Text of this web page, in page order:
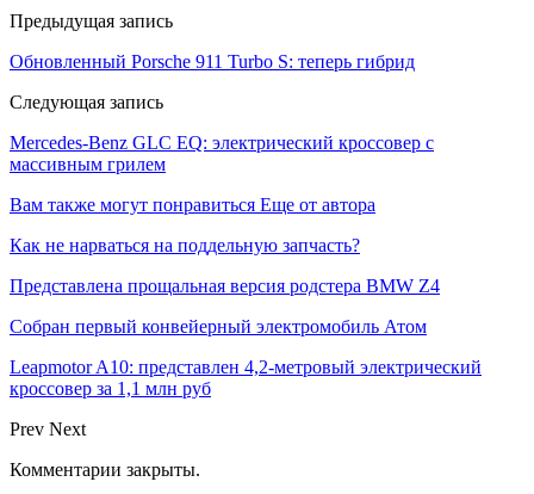
Предыдущая запись
Обновленный Porsche 911 Turbo S: теперь гибрид
Следующая запись
Mercedes-Benz GLC EQ: электрический кроссовер с
массивным грилем
Вам также могут понравиться Еще от автора
Как не нарваться на поддельную запчасть?
Представлена прощальная версия родстера BMW Z4
Собран первый конвейерный электромобиль Атом
Leapmotor A10: представлен 4,2-метровый электрический
кроссовер за 1,1 млн руб
Prev Next
Комментарии закрыты.